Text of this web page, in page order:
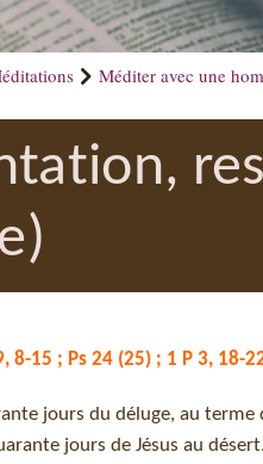
Méditer avec une
8-15 ; Ps 24 (25) ; 1 P 3, 18-
jours du déluge, au terme
jours de Jésus au